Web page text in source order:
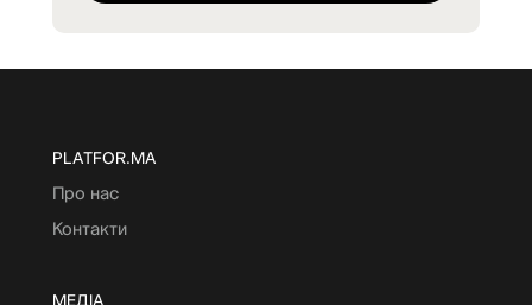
PLATFOR.MA
Про нас
Контакти
МЕДІА